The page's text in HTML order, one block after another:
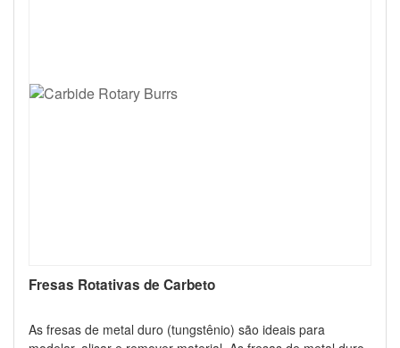
Fresas Rotativas de Carbeto
As fresas de metal duro (tungstênio) são ideais para